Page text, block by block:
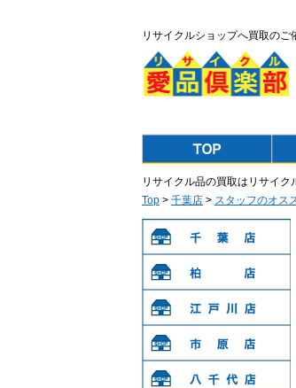
リサイクルショップへ買取のご
リサイクル品の買取はリサイク
Top > 千葉店 > スタッフのオス